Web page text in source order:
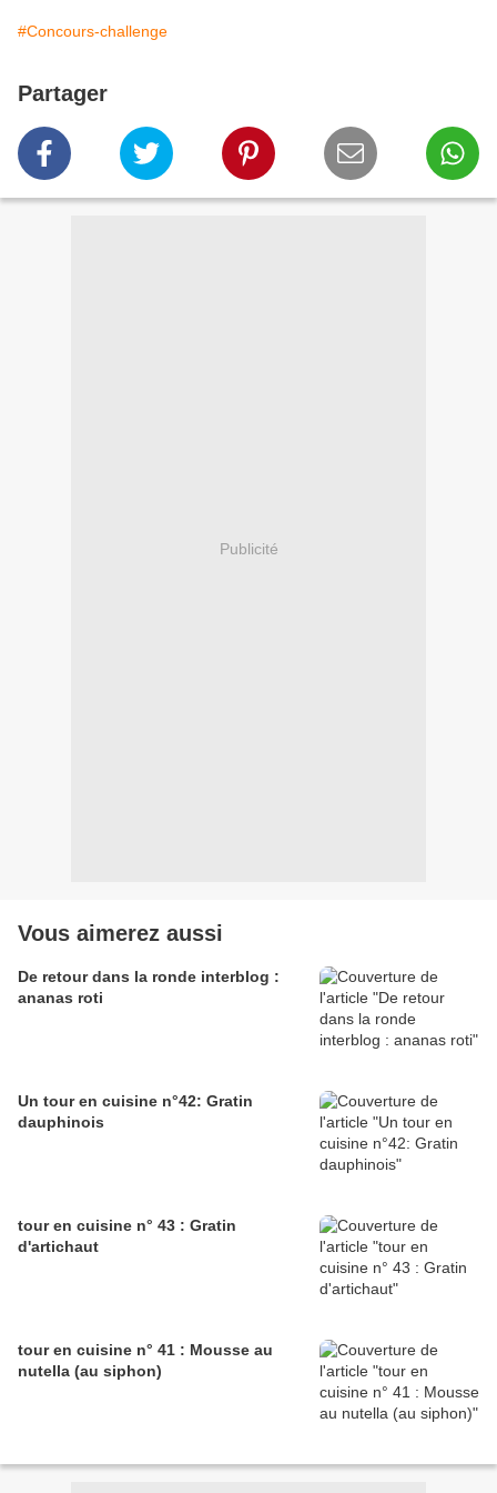
#Concours-challenge
Partager
Publicité
Vous aimerez aussi
De retour dans la ronde interblog :
ananas roti
Un tour en cuisine n°42: Gratin
dauphinois
tour en cuisine n° 43 : Gratin
d'artichaut
tour en cuisine n° 41 : Mousse au
nutella (au siphon)